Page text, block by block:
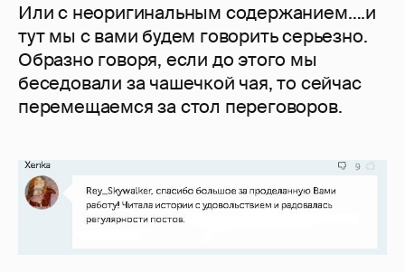
Или с неоригинальным содержанием….и
тут мы с вами будем говорить серьезно.
Образно говоря, если до этого мы
беседовали за чашечкой чая, то сейчас
перемещаемся за стол переговоров.